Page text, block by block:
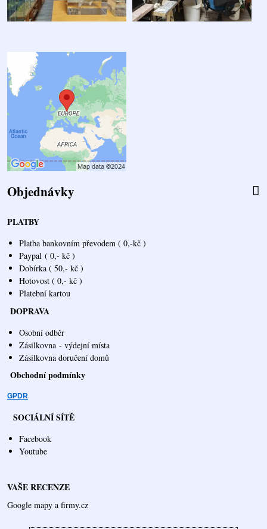
Objednávky
PLATBY
Platba bankovním převodem ( 0,-kč )
Paypal ( 0,- kč )
Dobírka ( 50,- kč )
Hotovost ( 0,- kč )
Platební kartou
DOPRAVA
Osobní odběr
Zásilkovna - výdejní místa
Zásilkovna doručení domů
Obchodní podmínky
GPDR
SOCIÁLNÍ SÍTĚ
Facebook
Youtube
VAŠE RECENZE
Google mapy a firmy.cz